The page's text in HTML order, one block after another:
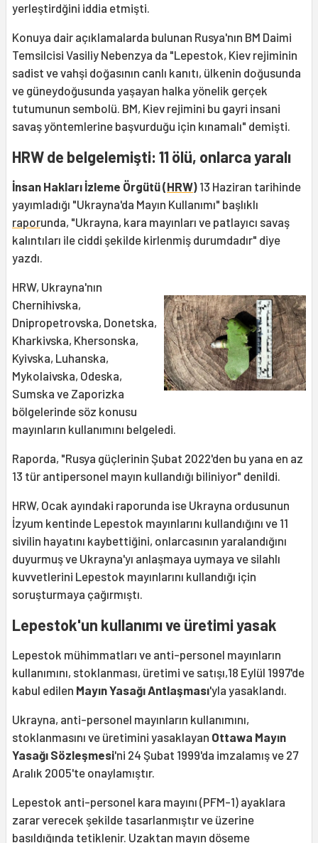
yerleştirdğini iddia etmişti.
Konuya dair açıklamalarda bulunan Rusya'nın BM Daimi
Temsilcisi Vasiliy Nebenzya da "Lepestok, Kiev rejiminin
sadist ve vahşi doğasının canlı kanıtı, ülkenin doğusunda
ve güneydoğusunda yaşayan halka yönelik gerçek
tutumunun sembolü. BM, Kiev rejimini bu gayri insani
savaş yöntemlerine başvurduğu için kınamalı" demişti.
HRW de belgelemişti: 11 ölü, onlarca yaralı
İnsan Hakları İzleme Örgütü (HRW) 13 Haziran tarihinde
yayımladığı "Ukrayna'da Mayın Kullanımı" başlıklı
raporunda, "Ukrayna, kara mayınları ve patlayıcı savaş
kalıntıları ile ciddi şekilde kirlenmiş durumdadır" diye
yazdı.
HRW, Ukrayna'nın
Chernihivska,
Dnipropetrovska, Donetska,
Kharkivska, Khersonska,
Kyivska, Luhanska,
Mykolaivska, Odeska,
Sumska ve Zaporizka
bölgelerinde söz konusu
mayınların kullanımını belgeledi.
Raporda, "Rusya güçlerinin Şubat 2022'den bu yana en az
13 tür antipersonel mayın kullandığı biliniyor" denildi.
HRW, Ocak ayındaki raporunda ise Ukrayna ordusunun
İzyum kentinde Lepestok mayınlarını kullandığını ve 11
sivilin hayatını kaybettiğini, onlarcasının yaralandığını
duyurmuş ve Ukrayna'yı anlaşmaya uymaya ve silahlı
kuvvetlerini Lepestok mayınlarını kullandığı için
soruşturmaya çağırmıştı.
Lepestok'un kullanımı ve üretimi yasak
Lepestok mühimmatları ve anti-personel mayınların
kullanımını, stoklanması, üretimi ve satışı,18 Eylül 1997'de
kabul edilen Mayın Yasağı Antlaşması'yla yasaklandı.
Ukrayna, anti-personel mayınların kullanımını,
stoklanmasını ve üretimini yasaklayan Ottawa Mayın
Yasağı Sözleşmesi'ni 24 Şubat 1999'da imzalamış ve 27
Aralık 2005'te onaylamıştır.
Lepestok anti-personel kara mayını (PFM-1) ayaklara
zarar verecek şekilde tasarlanmıştır ve üzerine
basıldığında tetiklenir. Uzaktan mayın döşeme